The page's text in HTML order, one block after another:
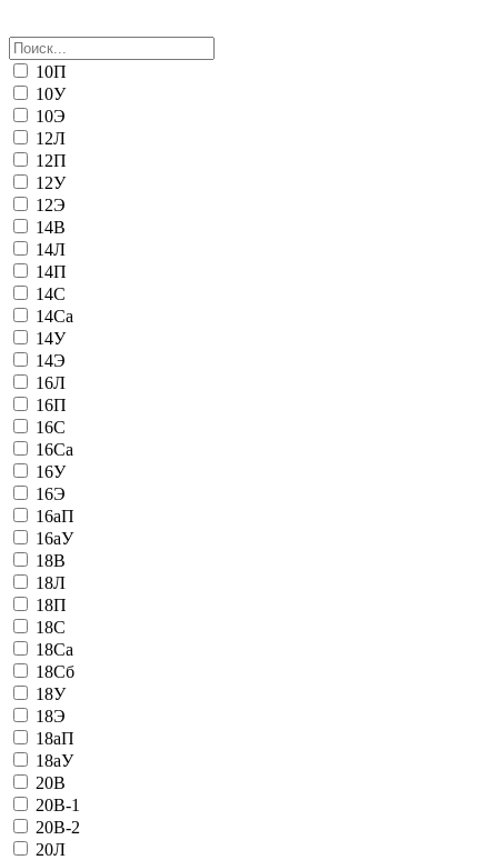
10П
10У
10Э
12Л
12П
12У
12Э
14В
14Л
14П
14С
14Са
14У
14Э
16Л
16П
16С
16Са
16У
16Э
16аП
16аУ
18В
18Л
18П
18С
18Са
18Сб
18У
18Э
18аП
18аУ
20В
20В-1
20В-2
20Л